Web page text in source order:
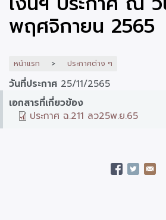
เพลิง
พฤศจิกายน 2565
หน้าแรก ประกาศต่าง ๆ
วันที่ประกาศ 25/11/2565
เอกสารที่เกี่ยวข้อง
ประกาศ ฉ.211 ลว25พ.ย.65